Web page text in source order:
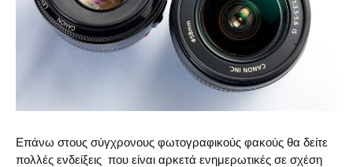
Επάνω στους σύγχρονους φωτογραφικούς φακούς θα δείτε
πολλές ενδείξεις που είναι αρκετά ενημερωτικές σε σχέση